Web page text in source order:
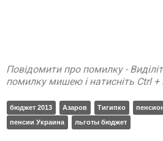
Повідомити про помилку -
помилку мишею і натисніть Ctrl +
бюджет 2013 Азаров Тигипко
пенсии Украина
льготы бюджет